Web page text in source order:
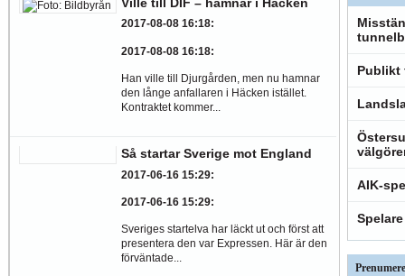
2017-08-08 16:18:
2017-08-08 16:18:
Han ville till Djurgården, men nu hamnar
den långe anfallaren i Häcken istället.
Kontraktet kommer...
Så startar Sverige mot England
2017-06-16 15:29:
2017-06-16 15:29:
Sveriges startelva har läckt ut och först att
presentera den var Expressen. Här är den
förväntade...
Publikt
AIK-